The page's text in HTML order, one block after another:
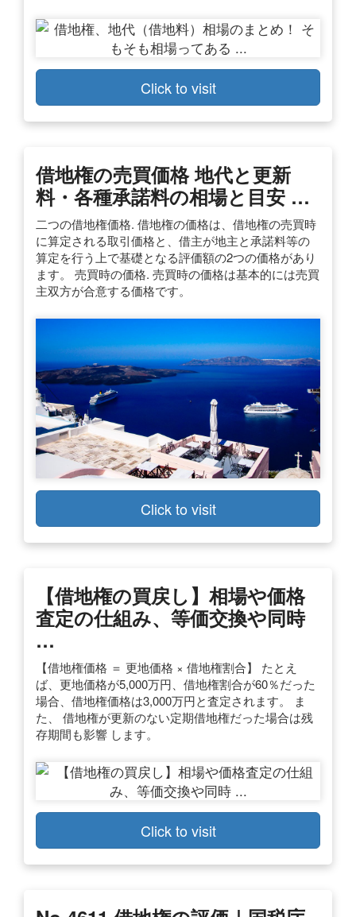
Click to visit
借地権の売買価格 地代と更新
料・各種承諾料の相場と目安 …
二つの借地権価格. 借地権の価格は、借地権の売買時
に算定される取引価格と、借主が地主と承諾料等の
算定を行う上で基礎となる評価額の2つの価格があり
ます。 売買時の価格. 売買時の価格は基本的には売買
主双方が合意する価格です。
Click to visit
【借地権の買戻し】相場や価格
査定の仕組み、等価交換や同時
…
【借地権価格 ＝ 更地価格 × 借地権割合】 たとえ
ば、更地価格が5,000万円、借地権割合が60％だった
場合、借地権価格は3,000万円と査定されます。 ま
た、 借地権が更新のない定期借地権だった場合は残
存期間も影響 します。
Click to visit